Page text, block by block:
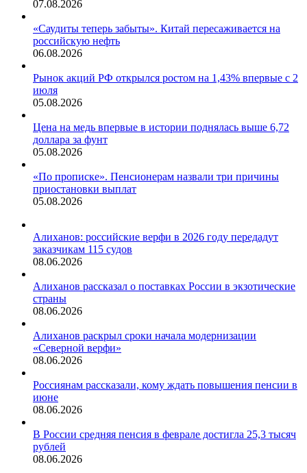
07.08.2026
«Саудиты теперь забыты». Китай пересаживается на
российскую нефть
06.08.2026
Рынок акций РФ открылся ростом на 1,43% впервые с 2
июля
05.08.2026
Цена на медь впервые в истории поднялась выше 6,72
доллара за фунт
05.08.2026
«По прописке». Пенсионерам назвали три причины
приостановки выплат
05.08.2026
Алиханов: российские верфи в 2026 году передадут
заказчикам 115 судов
08.06.2026
Алиханов рассказал о поставках России в экзотические
страны
08.06.2026
Алиханов раскрыл сроки начала модернизации
«Северной верфи»
08.06.2026
Россиянам рассказали, кому ждать повышения пенсии в
июне
08.06.2026
В России средняя пенсия в феврале достигла 25,3 тысяч
рублей
08.06.2026